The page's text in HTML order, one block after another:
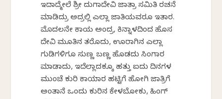
ಇದಾದ್ಮೇಲೆ ಶ್ರೀ ದುರ್ಗಾದೇವಿ ಜಾತ್ರಾ ಸಮಿತಿ ರಚನೆ
ಮಾಡಿದ್ರು ಅದ್ರಲ್ಲಿ ಎಲ್ಲಾ ಜಾತಿಯವರೂ ಇರ್ತಾರ.
ಮೊದಲನೇ ಕಾರ್ಯ ಅಂದ್ರ, ಕಿನ್ನಾಳದಿಂದ ಹೊಸ
ದೇವಿ ಮೂರ್ತಿನ ತರೊದು, ಊರಾಗಿನ ಎಲ್ಲಾ
ಗುಡಿಗಳಿಗೂ ಸುಣ್ಣ ಬಣ್ಣ ಹೊಡದು ಸಿಂಗಾರ
ಮಾಡಾದು, ಇದೆಲ್ಲಾದಕ್ಕೂ ಹತ್ತು ಐದು ದಿನಗಳ
ಮುಂಚೆ ಕುರಿ ಕಾಯಾರ ಹಟ್ಟಿಗೆ ಹೋಗಿ ಜಾತ್ರಿಗೆ
ಅಂತಾನೆ ಒಂದು ಕುರಿನ ಕೇಳಬೋಕು, ಹಿಂಗ್